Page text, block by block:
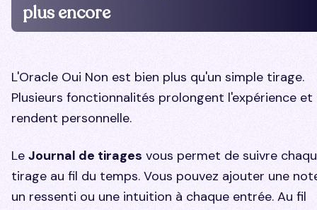
plus encore
L'Oracle Oui Non est bien plus qu'un simple tirage.
Plusieurs fonctionnalités prolongent l'expérience et
rendent personnelle.
Le Journal de tirages vous permet de suivre
tirage au fil du temps. Vous pouvez ajouter une
un ressenti ou une intuition à chaque entrée. Au fil